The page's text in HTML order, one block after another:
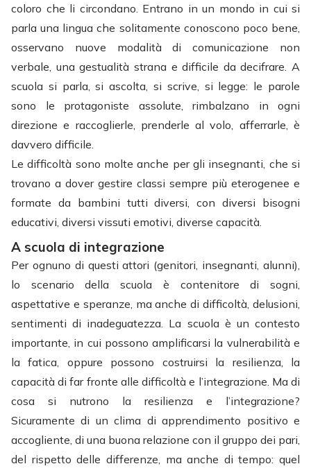
coloro che li circondano. Entrano in un mondo in cui si
parla una lingua che solitamente conoscono poco bene,
osservano nuove modalità di comunicazione non
verbale, una gestualità strana e difficile da decifrare. A
scuola si parla, si ascolta, si scrive, si legge: le parole
sono le protagoniste assolute, rimbalzano in ogni
direzione e raccoglierle, prenderle al volo, afferrarle, è
davvero difficile.
Le difficoltà sono molte anche per gli insegnanti, che si
trovano a dover gestire classi sempre più eterogenee e
formate da bambini tutti diversi, con diversi bisogni
educativi, diversi vissuti emotivi, diverse capacità.
A scuola di integrazione
Per ognuno di questi attori (genitori, insegnanti, alunni),
lo scenario della scuola è contenitore di sogni,
aspettative e speranze, ma anche di difficoltà, delusioni,
sentimenti di inadeguatezza. La scuola è un contesto
importante, in cui possono amplificarsi la vulnerabilità e
la fatica, oppure possono costruirsi la resilienza, la
capacità di far fronte alle difficoltà e l’integrazione. Ma di
cosa si nutrono la resilienza e l’integrazione?
Sicuramente di un clima di apprendimento positivo e
accogliente, di una buona relazione con il gruppo dei pari,
del rispetto delle differenze, ma anche di tempo: quel